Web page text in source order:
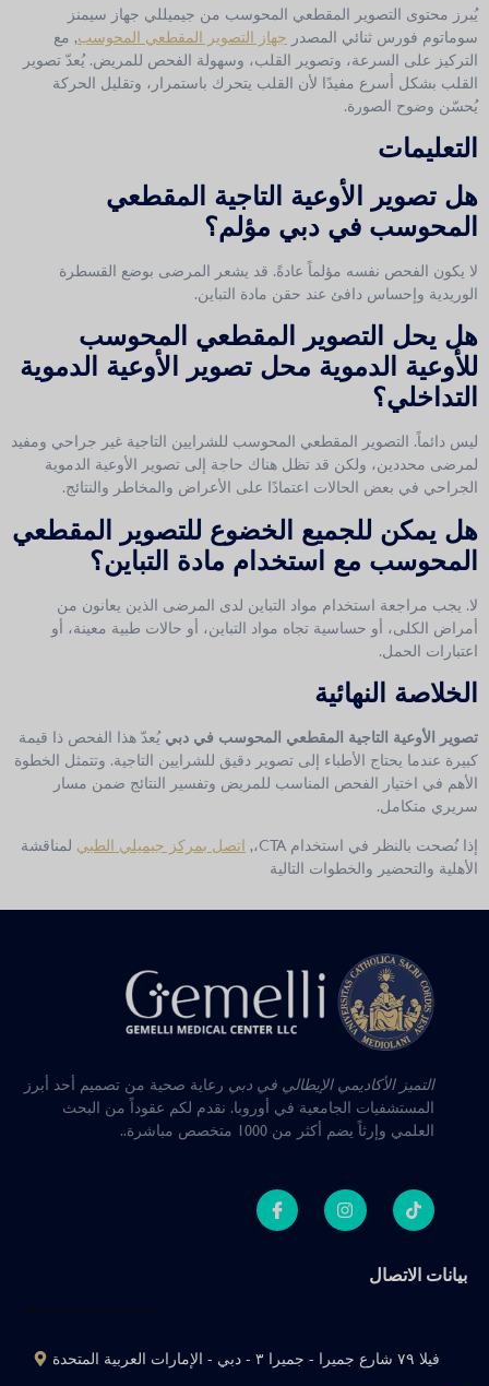
يُبرز محتوى التصوير المقطعي المحوسب من جيميللي جهاز سيمنز
سوماتوم فورس ثنائي المصدر جهاز التصوير المقطعي المحوسب, مع
التركيز على السرعة، وتصوير القلب، وسهولة الفحص للمريض. يُعدّ تصوير
القلب بشكل أسرع مفيدًا لأن القلب يتحرك باستمرار، وتقليل الحركة
يُحسّن وضوح الصورة.
التعليمات
هل تصوير الأوعية التاجية المقطعي
المحوسب في دبي مؤلم؟
لا يكون الفحص نفسه مؤلماً عادةً. قد يشعر المرضى بوضع القسطرة
الوريدية وإحساس دافئ عند حقن مادة التباين.
هل يحل التصوير المقطعي المحوسب
للأوعية الدموية محل تصوير الأوعية الدموية
التداخلي؟
ليس دائماً. التصوير المقطعي المحوسب للشرايين التاجية غير جراحي ومفيد
لمرضى محددين، ولكن قد تظل هناك حاجة إلى تصوير الأوعية الدموية
الجراحي في بعض الحالات اعتمادًا على الأعراض والمخاطر والنتائج.
هل يمكن للجميع الخضوع للتصوير المقطعي
المحوسب مع استخدام مادة التباين؟
لا. يجب مراجعة استخدام مواد التباين لدى المرضى الذين يعانون من
أمراض الكلى، أو حساسية تجاه مواد التباين، أو حالات طبية معينة، أو
اعتبارات الحمل.
الخلاصة النهائية
تصوير الأوعية التاجية المقطعي المحوسب في دبييُعدّ هذا الفحص ذا قيمة
كبيرة عندما يحتاج الأطباء إلى تصوير دقيق للشرايين التاجية. وتتمثل الخطوة
الأهم في اختيار الفحص المناسب للمريض وتفسير النتائج ضمن مسار
سريري متكامل.
إذا نُصحت بالنظر في استخدام CTA،,
اتصل بمركز جيميلي الطبي لمناقشة
الأهلية والتحضير والخطوات التالية
التميز الأكاديمي الإيطالي في دبي رعاية صحية من تصميم أحد أبرز
المستشفيات الجامعية في أوروبا. نقدم لكم عقوداً من البحث
العلمي وإرثاً يضم أكثر من 1000 متخصص مباشرة.
.
بيانات الاتصال
فيلا ٧٩ شارع جميرا - جميرا ٣ - دبي - الإمارات العربية المتحدة